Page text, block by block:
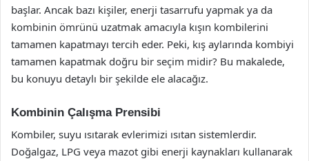
başlar. Ancak bazı kişiler, enerji tasarrufu yapmak ya da
kombinin ömrünü uzatmak amacıyla kışın kombilerini
tamamen kapatmayı tercih eder. Peki, kış aylarında kombiyi
tamamen kapatmak doğru bir seçim midir? Bu makalede,
bu konuyu detaylı bir şekilde ele alacağız.
Kombinin Çalışma Prensibi
Kombiler, suyu ısıtarak evlerimizi ısıtan sistemlerdir.
Doğalgaz, LPG veya mazot gibi enerji kaynakları kullanarak